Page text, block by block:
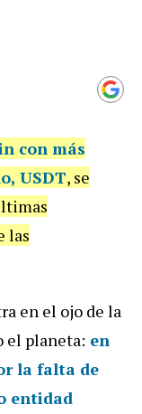
con más
USDT, se
las
en el ojo de la
el planeta: en
la falta de
entidad